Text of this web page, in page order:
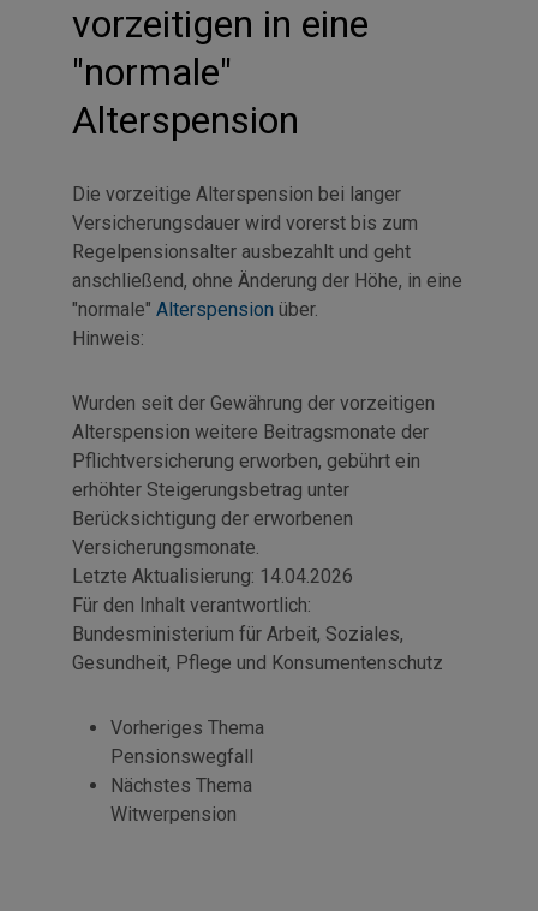
vorzeitigen in eine
"normale"
Alterspension
Die vorzeitige Alterspension bei langer
Versicherungsdauer wird vorerst bis zum
Regelpensionsalter ausbezahlt und geht
anschließend, ohne Änderung der Höhe, in eine
"normale" Alterspension über.
Hinweis:
Wurden seit der Gewährung der vorzeitigen
Alterspension weitere Beitragsmonate der
Pflichtversicherung erworben, gebührt ein
erhöhter Steigerungsbetrag unter
Berücksichtigung der erworbenen
Versicherungsmonate.
Letzte Aktualisierung: 14.04.2026
Für den Inhalt verantwortlich:
Bundesministerium für Arbeit, Soziales,
Gesundheit, Pflege und Konsumentenschutz
Vorheriges Thema
Pensionswegfall
Nächstes Thema
Witwerpension